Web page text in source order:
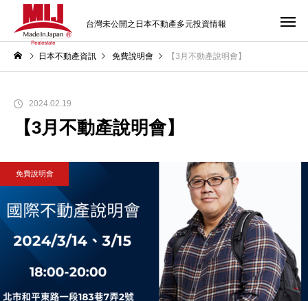
台灣未公開之日本不動產多元投資情報
日本不動產資訊 免費說明會 【3月不動產說明會】
2024.02.19
【3月不動產說明會】
免費說明會